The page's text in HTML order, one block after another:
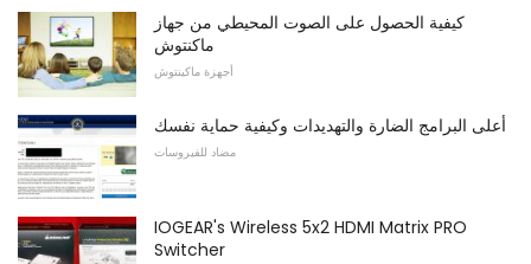
كيفية الحصول على الصوت المحيطي من جهاز
ماكنتوش
أجهزة ماكينتوش
أعلى البرامج الضارة والتهديدات وكيفية حماية نفسك
مضاد للفيروسات
IOGEAR's Wireless 5x2 HDMI Matrix PRO
Switcher